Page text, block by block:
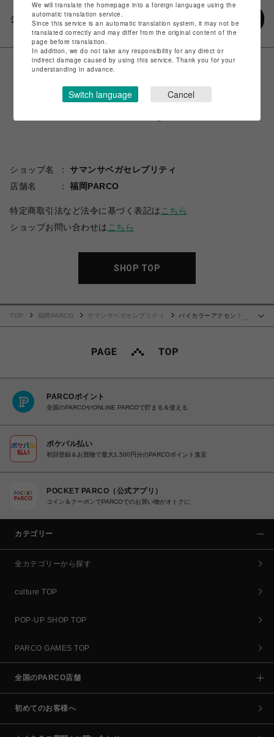
シェアする
ショップ名
サマンサベガセレブリティ
店舗名
福岡PARCO
特定商取引法など法令に基づく表記は こちら
ショップお問い合わせは こちら
SHOP TOP
…
TOP 福岡PARCO サマンサベガセレブリティ
バイカラーアクセントリ
PARCOポイント
全国のPARCOやONLINE PARCOで貯まる＆使える
ポケパル払い
初回登録＆お買物で最大1,500円分のPARCOポイント進呈
POCKET PARCO（公式アプリ）
コイン＆クーポンでPARCOでのお買い物がオトクに
カテゴリー
全カテゴリーから探す
culture TOP
POP-UP SHOP TOP
PARCO GAMES TOP
全国のPARCO店舗
初めてのお客様へ
We will translate the homepage into a foreign language using the
automatic translation service.
Since this service is an automatic translation system, it may not be
translated correctly and may differ from the original content of the
page before translation.
In addition, we do not take any responsibility for any direct or
indirect damage caused by using this service. Thank you for your
understanding in advance.
Switch language Cancel